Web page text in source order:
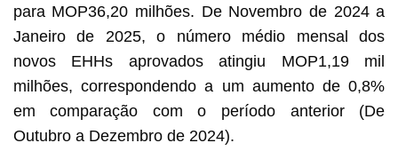
para MOP36,20 milhões. De Novembro de 2024 a
Janeiro de 2025, o número médio mensal dos
novos EHHs aprovados atingiu MOP1,19 mil
milhões, correspondendo a um aumento de 0,8%
em comparação com o período anterior (De
Outubro a Dezembro de 2024).